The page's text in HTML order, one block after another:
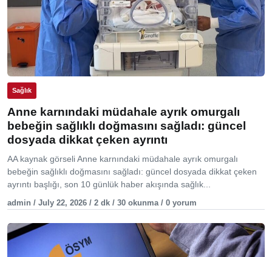
Sağlık
Anne karnındaki müdahale ayrık omurgalı
bebeğin sağlıklı doğmasını sağladı: güncel
dosyada dikkat çeken ayrıntı
AA kaynak görseli Anne karnındaki müdahale ayrık omurgalı
bebeğin sağlıklı doğmasını sağladı: güncel dosyada dikkat çeken
ayrıntı başlığı, son 10 günlük haber akışında sağlık...
admin / July 22, 2026 / 2 dk / 30 okunma / 0 yorum